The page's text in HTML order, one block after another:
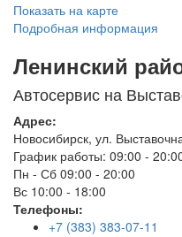
Показать на карте
Подробная информация
Ленинский
Автосервис на
Адрес:
Новосибирск, ул.
График работы: 09:00 -
Пн - Сб 09:00 - 20:00
Вс 10:00 - 18:00
Телефоны:
+7 (383) 383-07-11